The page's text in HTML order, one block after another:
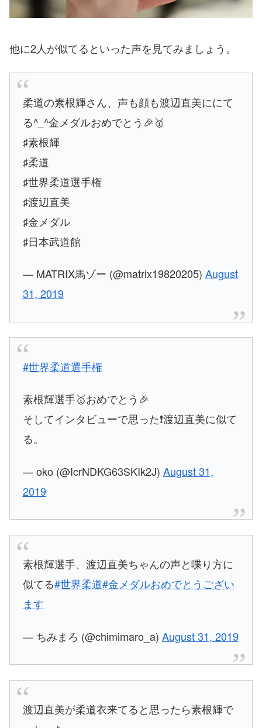
他に2人が似てるといった声を見てみましょう。
柔道の素根輝さん、声も顔も渡辺直美ににて
る^_^金メダルおめでとう🎉🥇
♯素根輝
♯柔道
♯世界柔道選手権
♯渡辺直美
♯金メダル
♯日本武道館
— MATRIX馬ゾー (@matrix19820205) August
31, 2019
#世界柔道選手権
素根輝選手🥇おめでとう🎉
そしてインタビューで思った❗渡辺直美に似て
る。
— oko (@IcrNDKG63SKIk2J) August 31,
2019
素根輝選手、渡辺直美ちゃんの声と喋り方に
似てる#世界柔道#金メダルおめでとうござい
ます
— ちみまろ (@chimimaro_a) August 31, 2019
渡辺直美が柔道衣来てると思ったら素根輝で